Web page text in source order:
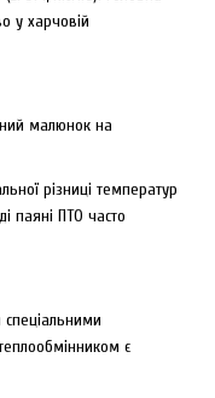
у харчовій
малюнок на
різниці температур
паяні ПТО часто
є